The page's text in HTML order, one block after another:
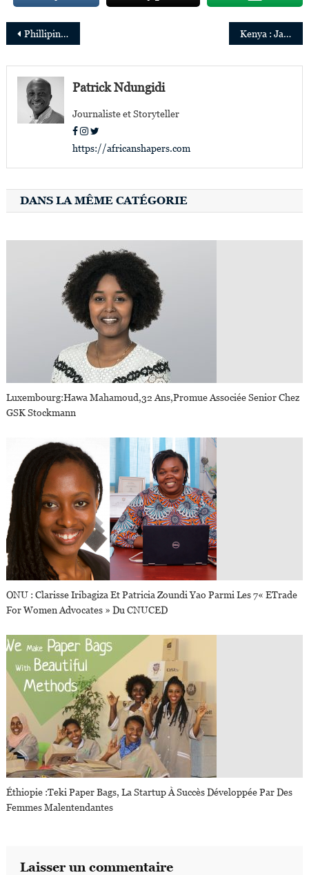
Navigation
de
l’article
Phillipine Mtikitiki nommée Directrice générale de Coca-Cola Afrique de l’Est et centrale Kenya : Janet Maingi nommée Country Director d’Andela
Patrick Ndungidi
Journaliste et Storyteller
https://africanshapers.com
DANS LA MÊME CATÉGORIE
Luxembourg:Hawa Mahamoud,32 Ans,promue Associée Senior Chez
GSK Stockmann
ONU : Clarisse Iribagiza Et Patricia Zoundi Yao Parmi Les 7« ETrade
For Women Advocates » Du CNUCED
Éthiopie :Teki Paper Bags, La Startup À Succès Développée Par Des
Femmes Malentendantes
Laisser un commentaire